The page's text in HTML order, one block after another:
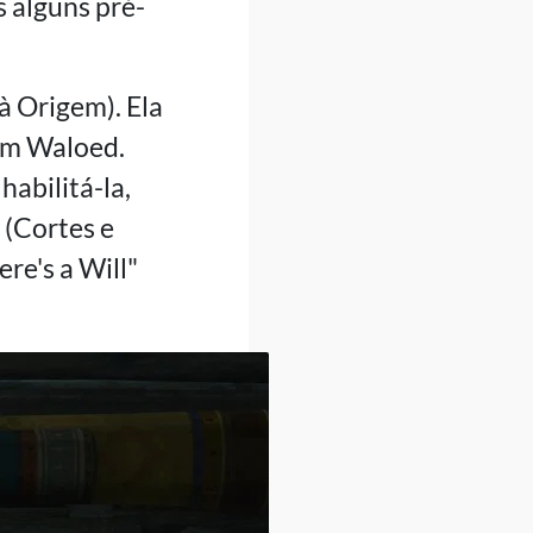
Origem). Ela
Waloed.
la,
e
a Will"